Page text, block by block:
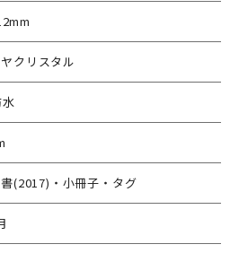
クリスタル
(2017)・小冊子・タグ